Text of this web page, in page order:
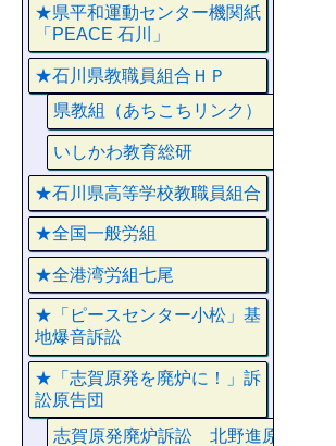
★県平和運動センター機関紙
「PEACE 石川」
★石川県教職員組合ＨＰ
県教組（あちこちリンク）
いしかわ教育総研
★石川県高等学校教職員組合
★全国一般労組
★全港湾労組七尾
★「ピースセンター小松」基
地爆音訴訟
★「志賀原発を廃炉に！」訴
訟原告団
志賀原発廃炉訴訟 北野進原